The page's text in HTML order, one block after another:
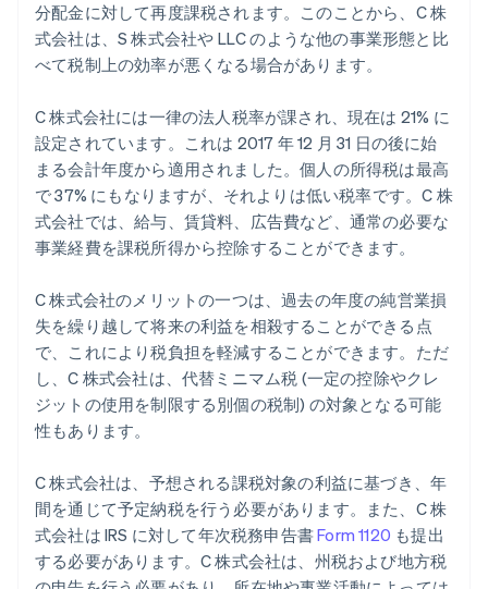
分配金に対して再度課税されます。このことから、C 株
式会社は、S 株式会社や LLC のような他の事業形態と比
べて税制上の効率が悪くなる場合があります。
C 株式会社には一律の法人税率が課され、現在は 21% に
設定されています。これは 2017 年 12 月 31 日の後に始
まる会計年度から適用されました。個人の所得税は最高
で 37% にもなりますが、それよりは低い税率です。C 株
式会社では、給与、賃貸料、広告費など、通常の必要な
事業経費を課税所得から控除することができます。
C 株式会社のメリットの一つは、過去の年度の純営業損
失を繰り越して将来の利益を相殺することができる点
で、これにより税負担を軽減することができます。ただ
し、C 株式会社は、代替ミニマム税 (一定の控除やクレ
ジットの使用を制限する別個の税制) の対象となる可能
性もあります。
C 株式会社は、予想される課税対象の利益に基づき、年
間を通じて予定納税を行う必要があります。また、C 株
式会社は IRS に対して年次税務申告書Form 1120 も提出
する必要があります。C 株式会社は、州税および地方税